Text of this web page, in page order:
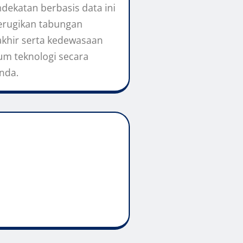
berbasis data ini
tabungan
serta kedewasaan
teknologi secara